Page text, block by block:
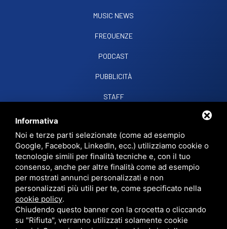
MUSIC NEWS
FREQUENZE
PODCAST
PUBBLICITÀ
STAFF
RADIO SOUND SNCVIALE PAPA GIOVANNI XXIII, 39, 44021 CODIGORO FE
D.L. 34/2019 EROG. PUBBLICHE
PRIVACY•SITEMAP• QUESTO SITO È PROTETTO DA GOOGLE RECAPTCHA
V3,PRIVACY POLICYETERMS OF SERVICEDI GOOGLE.
Informativa
Noi e terze parti selezionate (come ad esempio
Google, Facebook, LinkedIn, ecc.) utilizziamo cookie o
tecnologie simili per finalità tecniche e, con il tuo
consenso, anche per altre finalità come ad esempio
per mostrati annunci personalizzati e non
personalizzati più utili per te, come specificato nella
cookie policy.
Chiudendo questo banner con la crocetta o cliccando
su "Rifiuta", verranno utilizzati solamente cookie